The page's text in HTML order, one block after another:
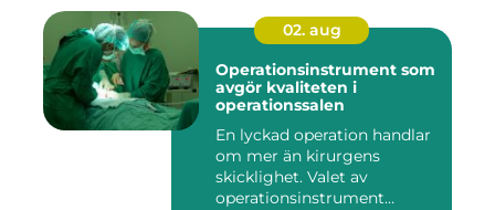
02. aug
Operationsinstrument som
avgör kvaliteten i
operationssalen
En lyckad operation handlar
om mer än kirurgens
skicklighet. Valet av
operationsinstrument